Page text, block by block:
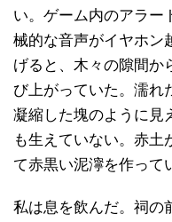
い。ゲーム内のアラー
械的な音声がイヤホン
げると、木々の隙間か
び上がっていた。濡れ
凝縮した塊のように見
も生えていない。赤土
て赤黒い泥濘を作って
私は息を飲んだ。祠の